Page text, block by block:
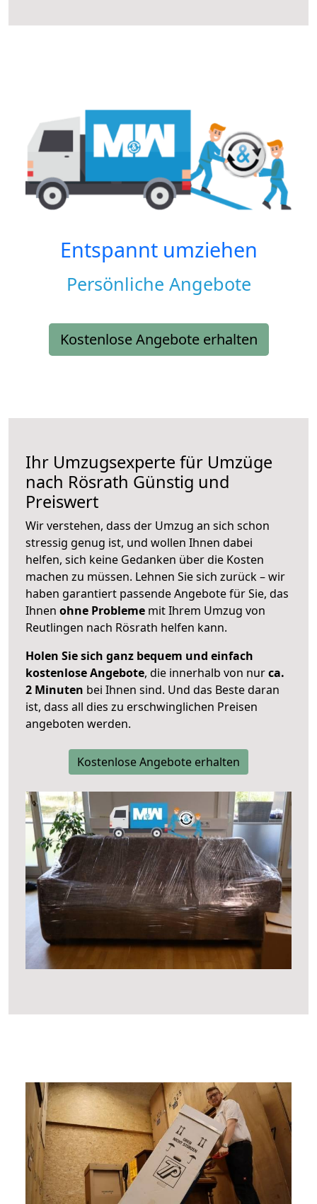
Entspannt umziehen
Persönliche Angebote
Kostenlose Angebote erhalten
Ihr Umzugsexperte für Umzüge
nach Rösrath Günstig und
Preiswert
Wir verstehen, dass der Umzug an sich schon
stressig genug ist, und wollen Ihnen dabei
helfen, sich keine Gedanken über die Kosten
machen zu müssen. Lehnen Sie sich zurück – wir
haben garantiert passende Angebote für Sie, das
Ihnen ohne Probleme mit Ihrem Umzug von
Reutlingen nach Rösrath helfen kann.
Holen Sie sich ganz bequem und einfach
kostenlose Angebote, die innerhalb von nurca.
2 Minuten bei Ihnen sind. Und das Beste daran
ist, dass all dies zu erschwinglichen Preisen
angeboten werden.
Kostenlose Angebote erhalten